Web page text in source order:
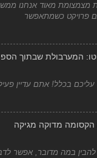
מצמצומת מאוד אנחנו
פרויקט כשמתאפשר
המערבולת שבתוך
בכלל! אתם עדיין
הקסומה מדוקה מגיקה
במה מדובר, אפשר